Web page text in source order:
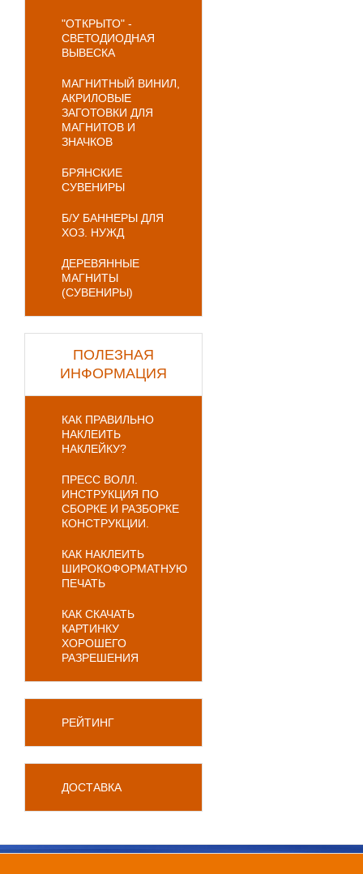
"ОТКРЫТО" -
СВЕТОДИОДНАЯ
ВЫВЕСКА
МАГНИТНЫЙ ВИНИЛ,
АКРИЛОВЫЕ
ЗАГОТОВКИ ДЛЯ
МАГНИТОВ И
ЗНАЧКОВ
БРЯНСКИЕ
СУВЕНИРЫ
Б/У БАННЕРЫ ДЛЯ
ХОЗ. НУЖД
ДЕРЕВЯННЫЕ
МАГНИТЫ
(СУВЕНИРЫ)
ПОЛЕЗНАЯ
ИНФОРМАЦИЯ
КАК ПРАВИЛЬНО
НАКЛЕИТЬ
НАКЛЕЙКУ?
ПРЕСС ВОЛЛ.
ИНСТРУКЦИЯ ПО
СБОРКЕ И РАЗБОРКЕ
КОНСТРУКЦИИ.
КАК НАКЛЕИТЬ
ШИРОКОФОРМАТНУЮ
ПЕЧАТЬ
КАК СКАЧАТЬ
КАРТИНКУ
ХОРОШЕГО
РАЗРЕШЕНИЯ
РЕЙТИНГ
ДОСТАВКА